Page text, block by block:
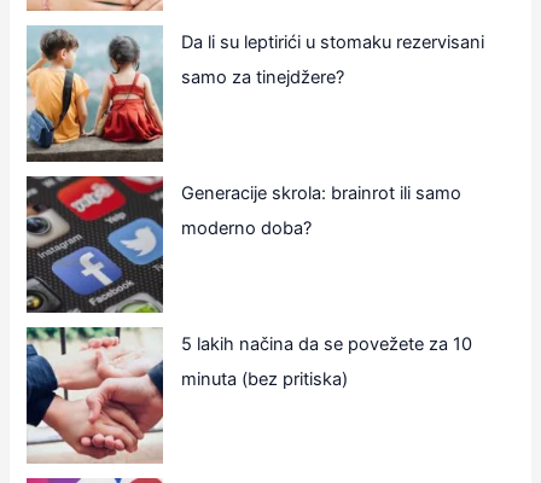
Da li su leptirići u stomaku rezervisani
samo za tinejdžere?
Generacije skrola: brainrot ili samo
moderno doba?
5 lakih načina da se povežete za 10
minuta (bez pritiska)